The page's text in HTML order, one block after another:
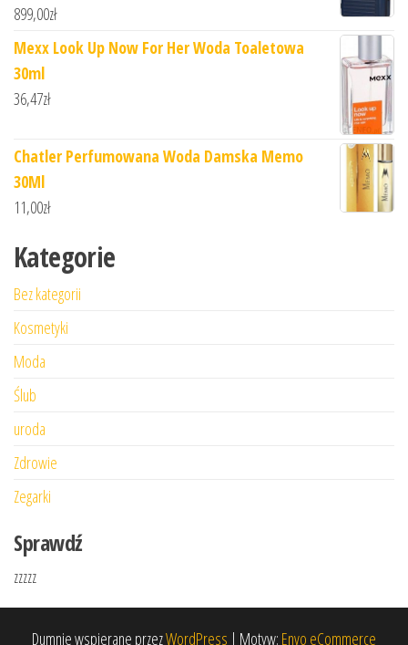
899,00zł
Mexx Look Up Now For Her Woda Toaletowa
30ml
36,47zł
Chatler Perfumowana Woda Damska Memo
30Ml
11,00zł
Kategorie
Bez kategorii
Kosmetyki
Moda
Ślub
uroda
Zdrowie
Zegarki
Sprawdź
zzzzz
Dumnie wspierane przezWordPress | Motyw: Envo eCommerce